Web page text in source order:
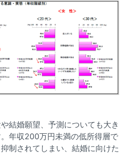
結婚願望、予測についても大き
年収200万円未満の低所得層で
制されてしまい、結婚に向けた